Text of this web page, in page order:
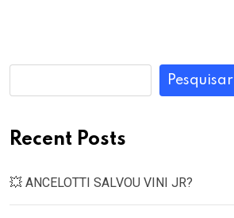
Pesquisar
Recent Posts
💥 ANCELOTTI SALVOU VINI JR?